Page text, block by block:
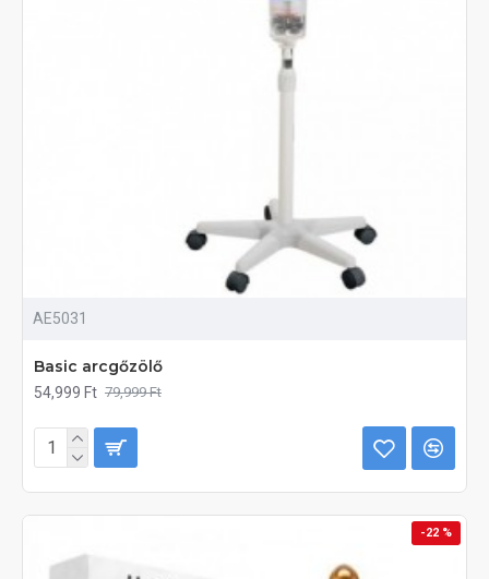
AE5031
Basic arcgőzölő
54,999 Ft 79,999 Ft
-22 %